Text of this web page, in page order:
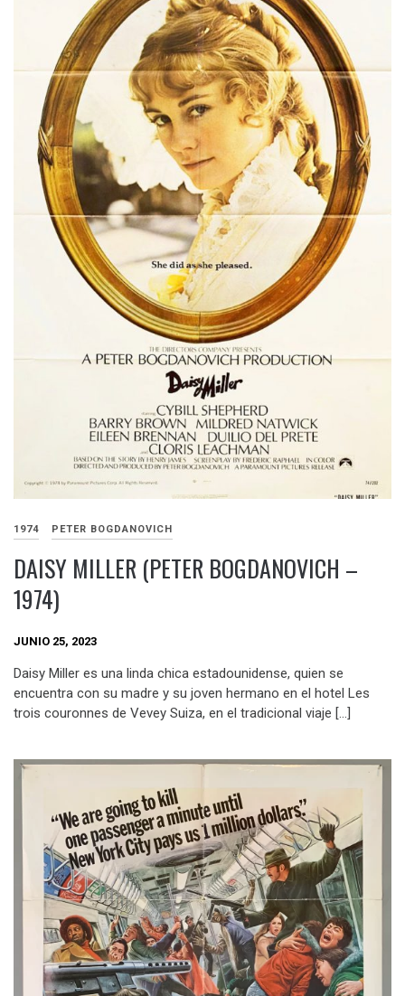
1974 PETER BOGDANOVICH
DAISY MILLER (PETER BOGDANOVICH –
1974)
JUNIO 25, 2023
Daisy Miller es una linda chica estadounidense, quien se
encuentra con su madre y su joven hermano en el hotel Les
trois couronnes de Vevey Suiza, en el tradicional viaje […]